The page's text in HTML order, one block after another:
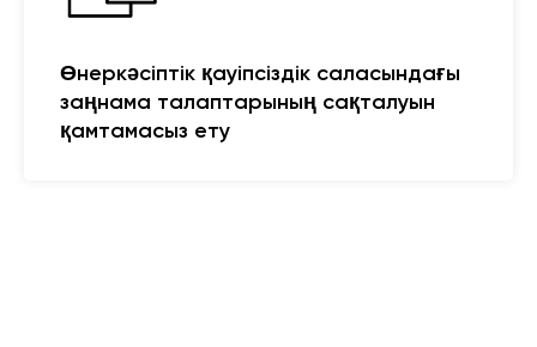
Өнеркәсіптік қауіпсіздік саласындағы
заңнама талаптарының сақталуын
қамтамасыз ету